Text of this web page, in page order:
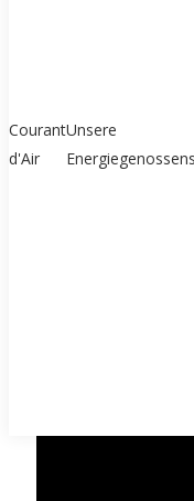
Courant
d'Air
Unsere